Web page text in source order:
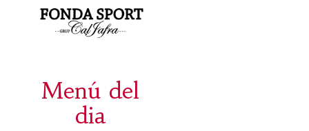
Menú del
dia